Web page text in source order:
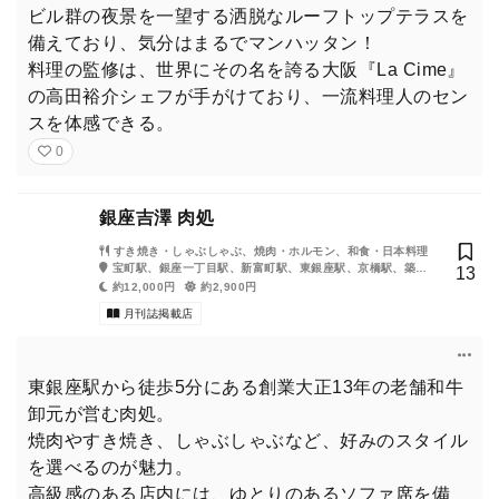
ビル群の夜景を一望する洒脱なルーフトップテラスを
備えており、気分はまるでマンハッタン！
料理の監修は、世界にその名を誇る大阪『La Cime』
の高田裕介シェフが手がけており、一流料理人のセン
スを体感できる。
0
銀座吉澤 肉処
すき焼き・しゃぶしゃぶ、焼肉・ホルモン、和食・日本料理
宝町駅、銀座一丁目駅、新富町駅、東銀座駅、京橋駅、築地
駅、銀座駅、有楽町駅、八丁堀駅
約12,000円 約2,900円
月刊誌掲載店
13
東銀座駅から徒歩5分にある創業大正13年の老舗和牛
卸元が営む肉処。
焼肉やすき焼き、しゃぶしゃぶなど、好みのスタイル
を選べるのが魅力。
高級感のある店内には、ゆとりのあるソファ席を備